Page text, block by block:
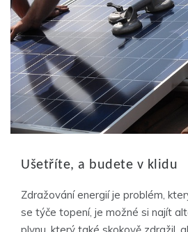
Ušetříte, a budete v klidu
Zdražování energií je problém,
se týče topení, je možné si najít